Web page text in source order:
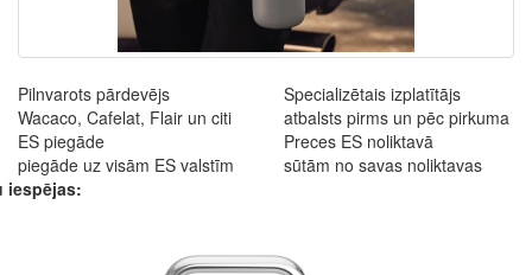
Pilnvarots pārdevējs
Wacaco, Cafelat, Flair un citi
Specializētais izplatītājs
atbalsts pirms un pēc pirkuma
ES piegāde
piegāde uz visām ES valstīm
Preces ES noliktavā
sūtām no savas noliktavas
iespējas: